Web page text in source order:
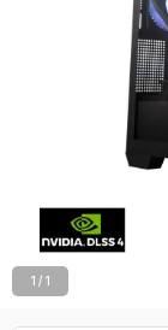
1 / 1